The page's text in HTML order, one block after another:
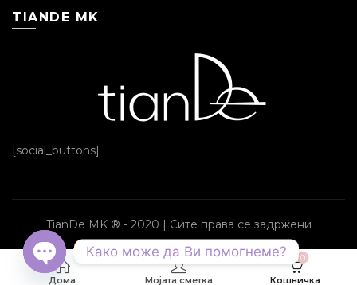
TIANDE MK
[social_buttons]
TianDe MK ® - 2020 | Сите права се задржени
Дома Мојата сметка
0
Кошничка
Како може да Ви помогнеме?
OPEN CHATY